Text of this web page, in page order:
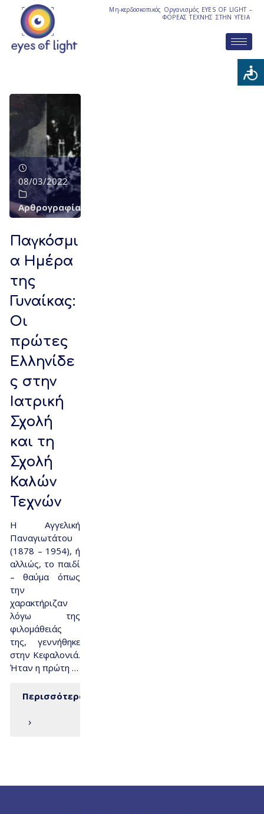
Μη-κερδοσκοπικός Οργανισμός EYES OF LIGHT –
ΦΟΡΕΑΣ ΤΕΧΝΗΣ ΣΤΗΝ ΥΓΕΙΑ
08/03/2022
Αρθρογραφία
Παγκόσμι
α Ημέρα
της
Γυναίκας:
Οι
πρώτες
Eλληνίδε
ς στην
Ιατρική
Σχολή
και τη
Σχολή
Καλών
Τεχνών
Η Αγγελική
Παναγιωτάτου
(1878 – 1954), ή
αλλιώς, το παιδί
– θαύμα όπως
την
χαρακτήριζαν
λόγω της
φιλομάθειάς
της, γεννήθηκε
στην Κεφαλονιά.
Ήταν η πρώτη …
Περισσότερα